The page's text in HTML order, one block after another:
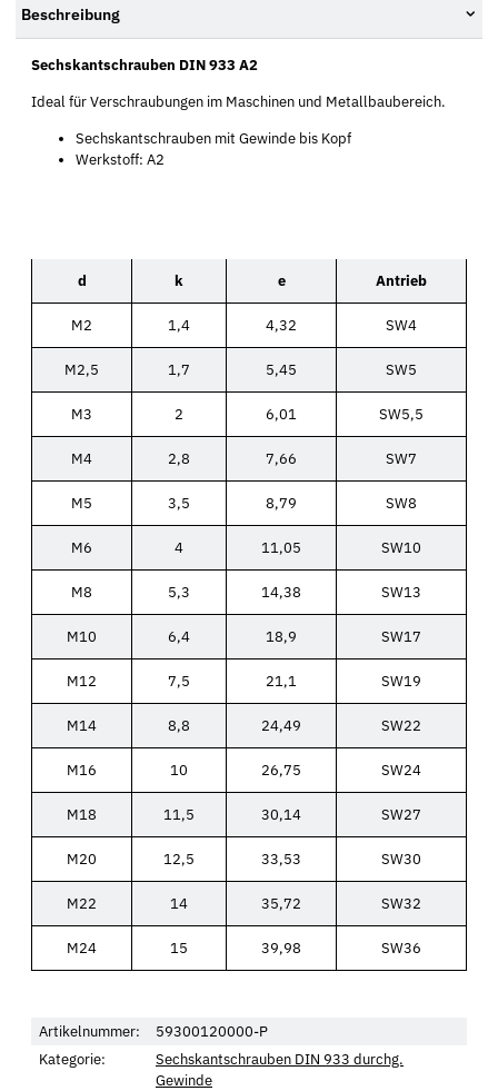
Beschreibung
Sechskantschrauben DIN 933 A2
Ideal für Verschraubungen im Maschinen und Metallbaubereich.
Sechskantschrauben mit Gewinde bis Kopf
Werkstoff: A2
d k e Antrieb
M2 1,4 4,32 SW4
M2,5 1,7 5,45 SW5
M3 2 6,01 SW5,5
M4 2,8 7,66 SW7
M5 3,5 8,79 SW8
M6 4 11,05 SW10
M8 5,3 14,38 SW13
M10 6,4 18,9 SW17
M12 7,5 21,1 SW19
M14 8,8 24,49 SW22
M16 10 26,75 SW24
M18 11,5 30,14 SW27
M20 12,5 33,53 SW30
M22 14 35,72 SW32
M24 15 39,98 SW36
Artikelnummer:
59300120000-P
Kategorie:
Sechskantschrauben DIN 933 durchg.
Gewinde